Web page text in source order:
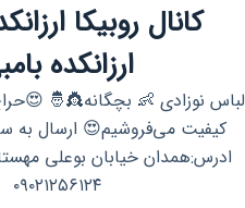
غرب
کانال روبیکا
ارزانکده
لباس نوزادی 👶 بچگانه👸🤴
کیفیت می‌فروشیم😍 ارسال به
۰۹۰۲۱۲۵۶۱۲۴